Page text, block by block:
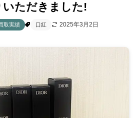
ただきました!
取実績 口紅 2025年3月2日